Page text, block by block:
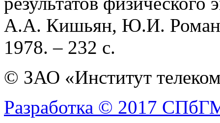
А.А. Кишьян, Ю.И.
1978. – 232 с.
© ЗАО «Институт
Разработка © 2017